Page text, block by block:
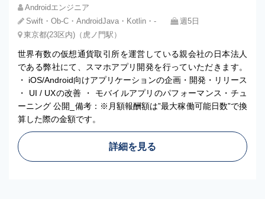
Androidエンジニア
Swift・Ob-C・AndroidJava・Kotlin・‐
週5日
東京都(23区内)（虎ノ門駅）
世界有数の仮想通貨取引所を運営している親会社の日本法人
である弊社にて、スマホアプリ開発を行っていただきます。
・ iOS/Android向けアプリケーションの企画・開発・リリース
・ UI / UXの改善 ・ モバイルアプリのパフォーマンス・チュ
ーニング 公開_備考：※月額報酬額は”最大稼働可能日数”で換
算した際の金額です。
詳細を見る